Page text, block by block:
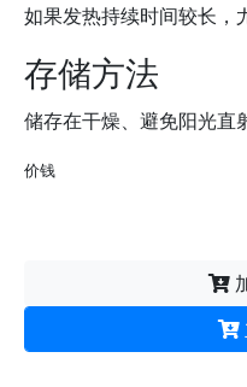
如果发热持续时间较长，
存储方法
储存在干燥、避免阳光直
价钱